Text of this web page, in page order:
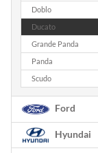
Doblo
Ducato
Grande Panda
Panda
Scudo
Ford
Hyundai